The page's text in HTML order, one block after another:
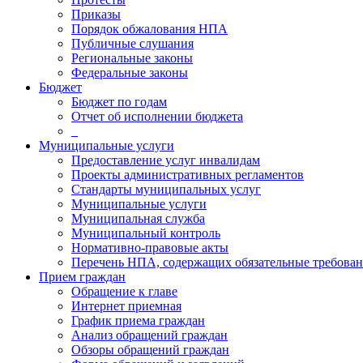
Приказы
Порядок обжалования НПА
Публичные слушания
Региональные законы
Федеральные законы
Бюджет
Бюджет по годам
Отчет об исполнении бюджета
Муниципальные услуги
Предоставление услуг инвалидам
Проекты административных регламентов
Стандарты муниципальных услуг
Муниципальные услуги
Муниципальная служба
Муниципальный контроль
Нормативно-правовые акты
Перечень НПА, содержащих обязательные
Прием граждан
Обращение к главе
Интернет приемная
График приема граждан
Анализ обращений граждан
Обзоры обращений граждан